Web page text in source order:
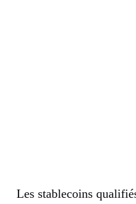
Les stablecoins